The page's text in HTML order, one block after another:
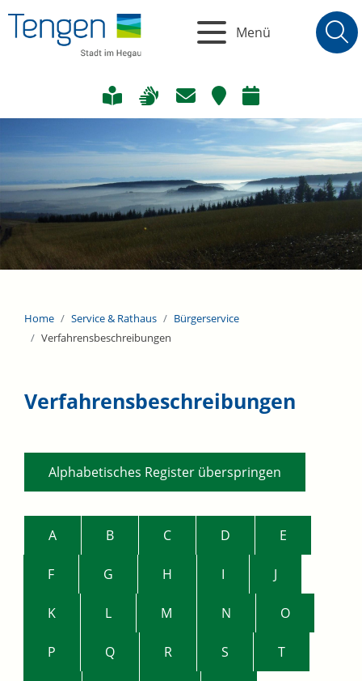
Menü
Home Service & Rathaus
Bürgerservice
Verfahrensbeschreibungen
Verfahrensbeschreibungen
Alphabetisches Register überspringen
A B C D E
F G H I J
K L M N O
P Q R S T